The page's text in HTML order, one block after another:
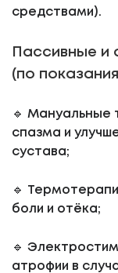
средствами).
Пассивные и
(по
🔹 Мануальные
спазма и
сустава;
🔹
боли и отёка;
🔹
атрофии в